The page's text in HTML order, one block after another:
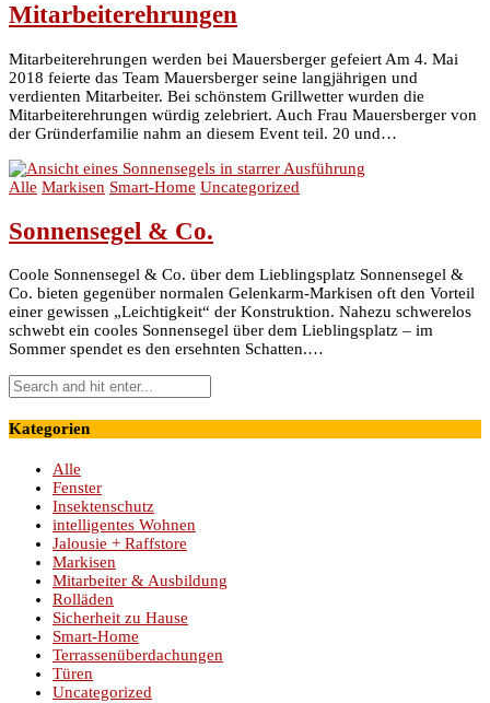
Mitarbeiterehrungen
Mitarbeiterehrungen werden bei Mauersberger gefeiert Am 4. Mai
2018 feierte das Team Mauersberger seine langjährigen und
verdienten Mitarbeiter. Bei schönstem Grillwetter wurden die
Mitarbeiterehrungen würdig zelebriert. Auch Frau Mauersberger von
der Gründerfamilie nahm an diesem Event teil. 20 und…
Alle Markisen Smart-Home Uncategorized
Sonnensegel & Co.
Coole Sonnensegel & Co. über dem Lieblingsplatz Sonnensegel &
Co. bieten gegenüber normalen Gelenkarm-Markisen oft den Vorteil
einer gewissen „Leichtigkeit“ der Konstruktion. Nahezu schwerelos
schwebt ein cooles Sonnensegel über dem Lieblingsplatz – im
Sommer spendet es den ersehnten Schatten.…
Kategorien
Alle
Fenster
Insektenschutz
intelligentes Wohnen
Jalousie + Raffstore
Markisen
Mitarbeiter & Ausbildung
Rolläden
Sicherheit zu Hause
Smart-Home
Terrassenüberdachungen
Türen
Uncategorized